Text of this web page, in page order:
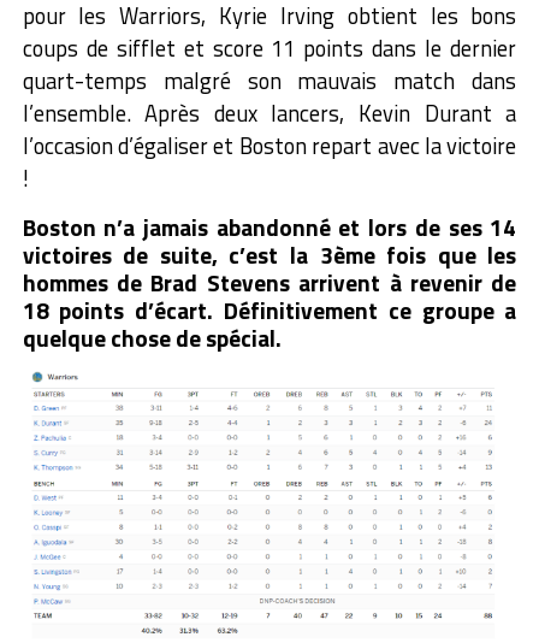
pour les Warriors, Kyrie Irving obtient les bons
coups de sifflet et score 11 points dans le dernier
quart-temps malgré son mauvais match dans
l’ensemble. Après deux lancers, Kevin Durant a
l’occasion d’égaliser et Boston repart avec la victoire
!
Boston n’a jamais abandonné et lors de ses 14
victoires de suite, c’est la 3ème fois que les
hommes de Brad Stevens arrivent à revenir de
18 points d’écart. Définitivement ce groupe a
quelque chose de spécial.